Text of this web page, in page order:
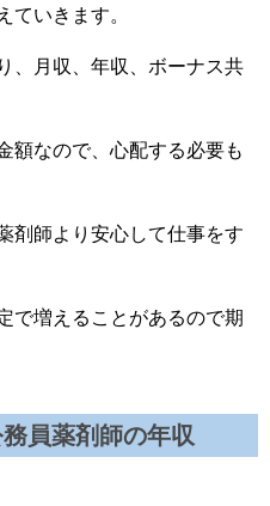
ていきます。
、月収、年収、ボーナス共
額なので、心配する必要も
剤師より安心して仕事をす
で増えることがあるので期
員薬剤師の年収